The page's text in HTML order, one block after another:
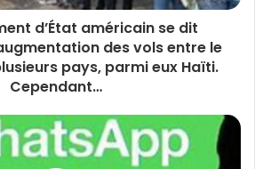
d’État américain se dit
des vols entre le
pays, parmi eux Haïti.
Cependant…